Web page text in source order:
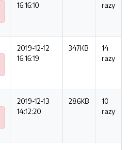
16:16:10
razy
2019-12-12
16:16:19
347KB
14
razy
2019-12-13
14:12:20
286KB
10
razy